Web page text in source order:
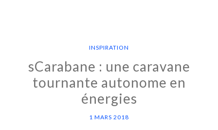
INSPIRATION
sCarabane : une caravane
tournante autonome en
énergies
1 MARS 2018